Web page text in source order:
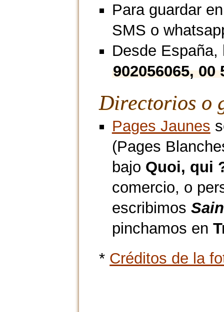
Para guardar
SMS o
Desde
902056065, 00
Directorios o
Pages Jaunes
(Pages
bajo Quoi, qui
comercio, o
escribimos
pinchamos en
* Créditos de la